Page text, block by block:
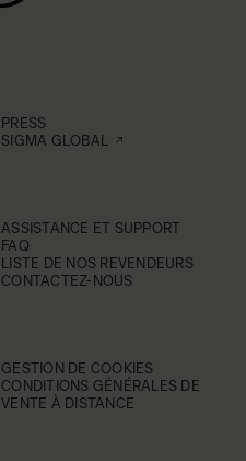
PRESS
SIGMA GLOBAL
ASSISTANCE ET SUPPORT
FAQ
LISTE DE NOS REVENDEURS
CONTACTEZ-NOUS
GESTION DE COOKIES
CONDITIONS GÉNÉRALES DE
VENTE À DISTANCE